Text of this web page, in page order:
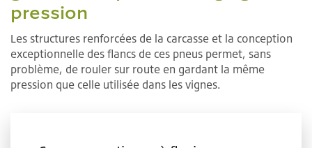
pression
Les structures renforcées de la carcasse et la conception
exceptionnelle des flancs de ces pneus permet, sans
problème, de rouler sur route en gardant la même
pression que celle utilisée dans les vignes.